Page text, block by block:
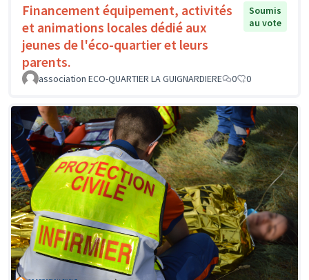
Financement équipement, activités
et animations locales dédié aux
jeunes de l'éco-quartier et leurs
parents.
Soumis
au vote
association ECO-QUARTIER LA GUIGNARDIERE 0 0